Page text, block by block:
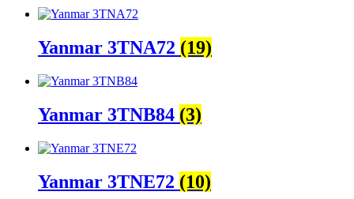
Yanmar 3TNA72 (19)
Yanmar 3TNB84 (3)
Yanmar 3TNE72 (10)